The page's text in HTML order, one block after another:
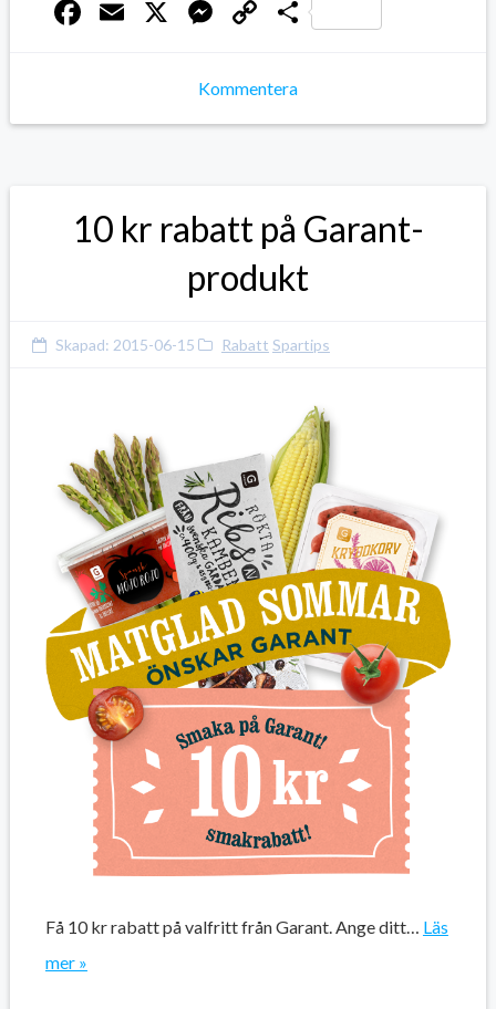
Facebook
Email
X Messenger
CopyDela
Kommentera
10 kr rabatt på Garant-
produkt
Skapad: 2015-06-15 Rabatt Spartips
Få 10 kr rabatt på valfritt från Garant. Ange ditt… Läs
mer »